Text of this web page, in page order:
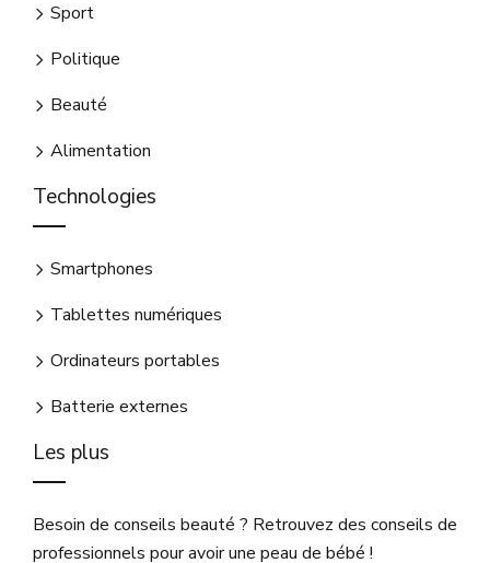
Sport
Politique
Beauté
Alimentation
Technologies
Smartphones
Tablettes numériques
Ordinateurs portables
Batterie externes
Les plus
Besoin de conseils beauté ? Retrouvez des conseils de
professionnels pour avoir une peau de bébé !